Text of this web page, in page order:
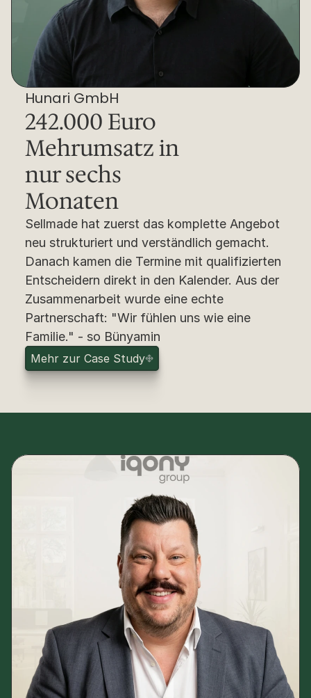
Hunari GmbH
242.000 Euro
Mehrumsatz in
nur sechs
Monaten
Sellmade hat zuerst das komplette Angebot
neu strukturiert und verständlich gemacht.
Danach kamen die Termine mit qualifizierten
Entscheidern direkt in den Kalender. Aus der
Zusammenarbeit wurde eine echte
Partnerschaft: "Wir fühlen uns wie eine
Familie." - so Bünyamin
Mehr zur Case Study